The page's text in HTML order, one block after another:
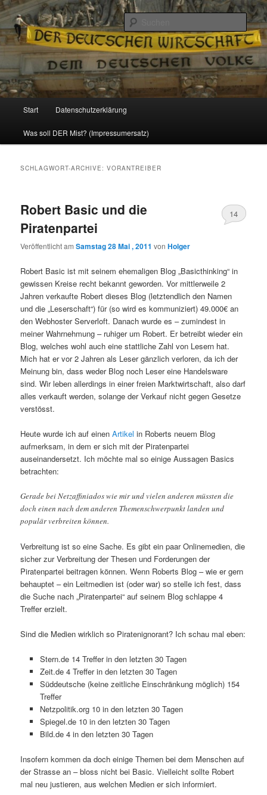
Reizzentrum
Politik, Wirtschaft, Soziales und Gesellschaft
Zum
Inhalt
Zum
sekundären
Start Datenschutzerklärung
Was soll DER Mist? (Impressumersatz)
SCHLAGWORT-ARCHIVE:VORANTREIBER
Robert Basic und die
Piratenpartei
Veröffentlicht amSamstag 28 Mai , 2011 vonHolger
14
Robert Basic ist mit seinem ehemaligen Blog „Basicthinking“ in
gewissen Kreise recht bekannt geworden. Vor mittlerweile 2
Jahren verkaufte Robert dieses Blog (letztendlich den Namen
und die „Leserschaft“) für (so wird es kommuniziert) 49.000€ an
den Webhoster Serverloft. Danach wurde es – zumindest in
meiner Wahrnehmung – ruhiger um Robert. Er betreibt wieder ein
Blog, welches wohl auch eine stattliche Zahl von Lesern hat.
Mich hat er vor 2 Jahren als Leser gänzlich verloren, da ich der
Meinung bin, dass weder Blog noch Leser eine Handelsware
sind. Wir leben allerdings in einer freien Marktwirtschaft, also darf
alles verkauft werden, solange der Verkauf nicht gegen Gesetze
verstösst.
Heute wurde ich auf einenArtikel in Roberts neuem Blog
aufmerksam, in dem er sich mit der Piratenpartei
auseinandersetzt. Ich möchte mal so einige Aussagen Basics
betrachten:
Gerade bei Netzaffiniados wie mir und vielen anderen müssten die
doch einen nach dem anderen Themenschwerpunkt landen und
populär verbreiten können.
Verbreitung ist so eine Sache. Es gibt ein paar Onlinemedien, die
sicher zur Verbreitung der Thesen und Forderungen der
Piratenpartei beitragen können. Wenn Roberts Blog – wie er gern
behauptet – ein Leitmedien ist (oder war) so stelle ich fest, dass
die Suche nach „Piratenpartei“ auf seinem Blog schlappe 4
Treffer erzielt.
Sind die Medien wirklich so Piratenignorant? Ich schau mal eben:
Stern.de 14 Treffer in den letzten 30 Tagen
Zeit.de 4 Treffer in den letzten 30 Tagen
Süddeutsche (keine zeitliche Einschränkung möglich) 154
Treffer
Netzpolitik.org 10 in den letzten 30 Tagen
Spiegel.de 10 in den letzten 30 Tagen
Bild.de 4 in den letzten 30 Tagen
Insofern kommen da doch einige Themen bei dem Menschen auf
der Strasse an – bloss nicht bei Basic. Vielleicht sollte Robert
mal neu justieren, aus welchen Medien er sich informiert.